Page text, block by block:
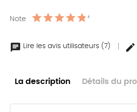
Note
Lire les avis utilisateurs (7)
La description Détails du